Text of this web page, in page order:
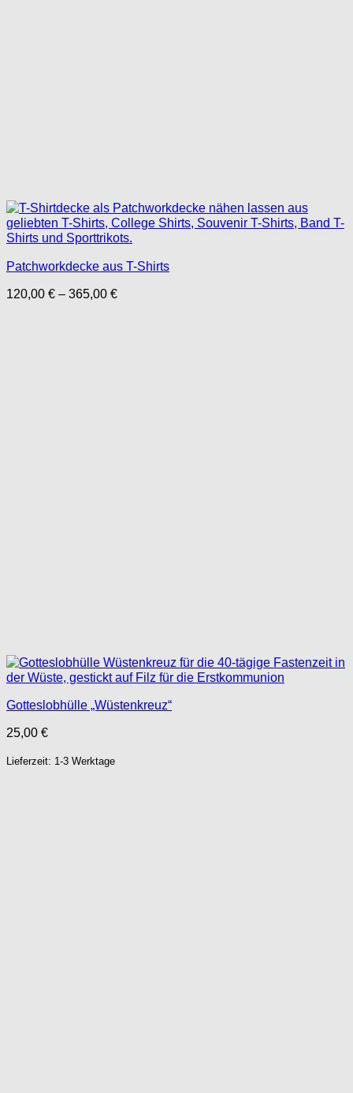
Patchworkdecke aus T-Shirts
120,00 € – 365,00 €Preisspanne:
Gotteslobhülle „Wüstenkreuz“
25,00 €
Lieferzeit: 1-3 Werktage